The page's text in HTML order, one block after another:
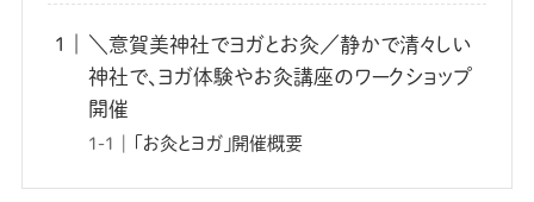
＼意賀美神社でヨガとお灸／静かで清々しい
神社で、ヨガ体験やお灸講座のワークショップ
開催
「お灸とヨガ」開催概要